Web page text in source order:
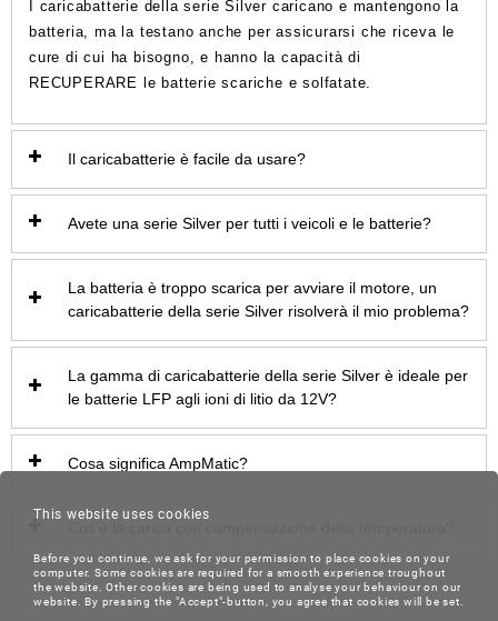
I caricabatterie della serie Silver caricano e mantengono la
batteria, ma la testano anche per assicurarsi che riceva le
cure di cui ha bisogno, e hanno la capacità di
RECUPERARE le batterie scariche e solfatate.
Il caricabatterie è facile da usare?
Avete una serie Silver per tutti i veicoli e le batterie?
La batteria è troppo scarica per avviare il motore, un
caricabatterie della serie Silver risolverà il mio problema?
La gamma di caricabatterie della serie Silver è ideale per
le batterie LFP agli ioni di litio da 12V?
Cosa significa AmpMatic?
This website uses cookies
Before you continue, we ask for your permission to place cookies on your
computer. Some cookies are required for a smooth experience troughout
the website. Other cookies are being used to analyse your behaviour on our
website. By pressing the "Accept"-button, you agree that cookies will be set.